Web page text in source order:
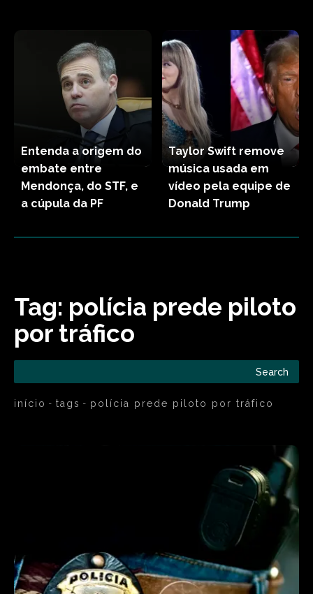
Entenda a origem do
embate entre
Mendonça, do STF, e
a cúpula da PF
Taylor Swift remove
música usada em
vídeo pela equipe de
Donald Trump
Tag: polícia prede piloto
por tráfico
Search
início tags polícia prede piloto por tráfico